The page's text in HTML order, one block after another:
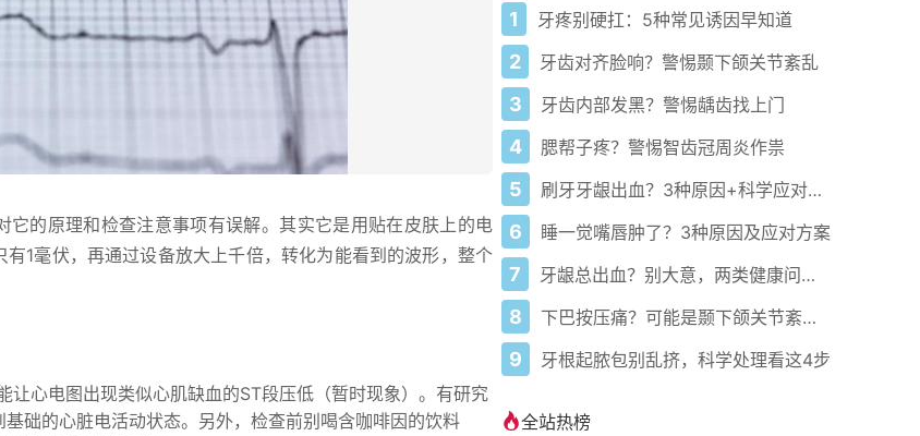
它的原理和检查注意事项有误解。其实它是用贴在皮肤上的电
1毫伏，再通过设备放大上千倍，转化为能看到的波形，整个
让心电图出现类似心肌缺血的ST段压低（暂时现象）。有研究
础的心脏电活动状态。另外，检查前别喝含咖啡因的饮料
1 牙疼别硬扛：5种常见诱因早知道
2 牙齿对齐脸响？警惕颞下颌关节紊乱
3 牙齿内部发黑？警惕龋齿找上门
4 腮帮子疼？警惕智齿冠周炎作祟
5 刷牙牙龈出血？3种原因+科学应对指南
6 睡一觉嘴唇肿了？3种原因及应对方案
7 牙龈总出血？别大意，两类健康问题预警
8 下巴按压痛？可能是颞下颌关节紊乱病
9 牙根起脓包别乱挤，科学处理看这4步
全站热榜